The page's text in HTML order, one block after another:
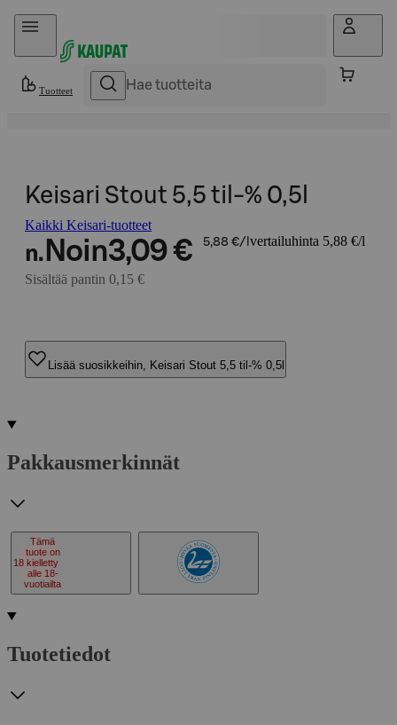
Hyppää sisältöön
Tuotteet
Keisari Stout 5,5 til-% 0,5l
Kaikki Keisari-tuotteet
n. Noin3,09 € 5,88 €/l vertailuhinta 5,88 €/l
Sisältää pantin 0,15 €
Lisää suosikkeihin, Keisari Stout 5,5 til-% 0,5l
Pakkausmerkinnät
18
Tämä
tuote on
kielletty
alle 18-
vuotiailta
Tuotetiedot